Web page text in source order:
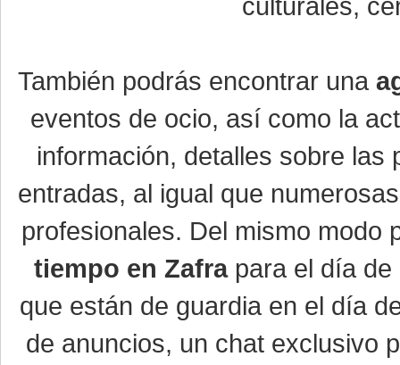
También podrás encontrar una
eventos de ocio, así como la
información, detalles sobre
entradas, al igual que
profesionales. Del mismo modo
tiempo en Zafrapara el día de
que están de guardia en el día
de anuncios, un chat exclusivo